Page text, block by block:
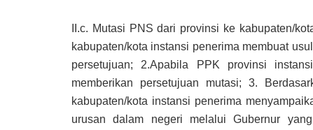
II.c. Mutasi PNS dari provinsi ke kabupaten/
kabupaten/kota instansi penerima membuat
persetujuan; 2.Apabila PPK provinsi
memberikan persetujuan mutasi; 3.
kabupaten/kota instansi penerima
urusan dalam negeri melalui Gubernur